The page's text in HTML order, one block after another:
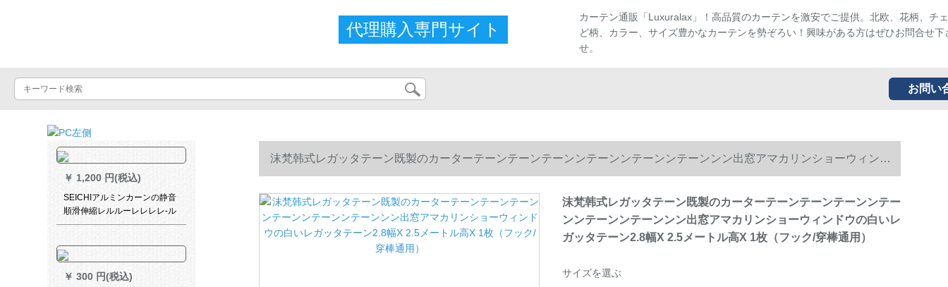
代理購入専門サイト
カーテン通販「Luxuralax」！高品質のカーテンを激安でご提供。北欧、花柄、チ
ど柄、カラー、サイズ豊かなカーテンを勢ぞろい！興味がある方はぜひお問合せ下
せ。
お問い
￥ 1,200 円(税込)
SEICHIアルミンカーンの静音
順滑伸縮レルルーレレレレ-ル
レレ-ルルルレ-ルルルモルノ
要があります。定規電気泳動
象牙白2.4 m-4.7 m-頂装
￥ 300 円(税込)
沫梵韩式レガッタテーン既製のカーターテーンテーンテーンンテーンンテーンンテーンンン出窓アマカリンショーウィンド
ウの白いレガッタテーン2.8幅X 2.5メートル高X 1枚（フック/穿棒通用）
沫梵韩式レガッタテーン既製のカーターテーンテーンテーンンテー
ンンテーンンテーンンン出窓アマカリンショーウィンドウの白いレ
ガッタテーン2.8幅X 2.5メートル高X 1枚（フック/穿棒通用）
サイズを選ぶ